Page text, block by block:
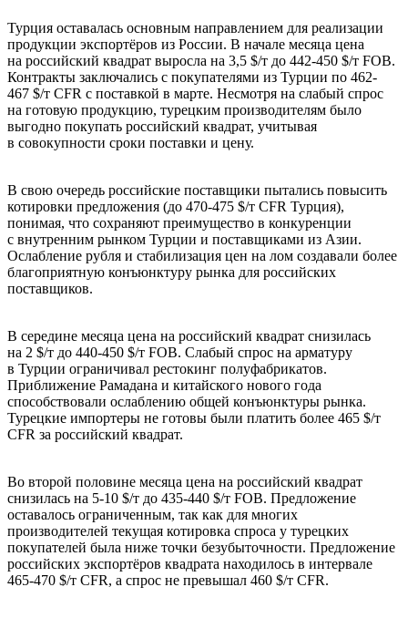
Турция оставалась основным направлением для реализации
продукции экспортёров из России. В начале месяца цена
на российский квадрат выросла на 3,5 $/т до 442-450 $/т FOB.
Контракты заключались с покупателями из Турции по 462-
467 $/т CFR с поставкой в марте. Несмотря на слабый спрос
на готовую продукцию, турецким производителям было
выгодно покупать российский квадрат, учитывая
в совокупности сроки поставки и цену.
В свою очередь российские поставщики пытались повысить
котировки предложения (до 470-475 $/т CFR Турция),
понимая, что сохраняют преимущество в конкуренции
с внутренним рынком Турции и поставщиками из Азии.
Ослабление рубля и стабилизация цен на лом создавали более
благоприятную конъюнктуру рынка для российских
поставщиков.
В середине месяца цена на российский квадрат снизилась
на 2 $/т до 440-450 $/т FOB. Слабый спрос на арматуру
в Турции ограничивал рестокинг полуфабрикатов.
Приближение Рамадана и китайского нового года
способствовали ослаблению общей конъюнктуры рынка.
Турецкие импортеры не готовы были платить более 465 $/т
CFR за российский квадрат.
Во второй половине месяца цена на российский квадрат
снизилась на 5-10 $/т до 435-440 $/т FOB. Предложение
оставалось ограниченным, так как для многих
производителей текущая котировка спроса у турецких
покупателей была ниже точки безубыточности. Предложение
российских экспортёров квадрата находилось в интервале
465-470 $/т CFR, а спрос не превышал 460 $/т CFR.